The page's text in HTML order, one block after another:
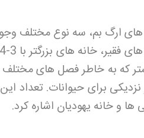
که به خاطر فصل های مختلف
برای حیوانات. تعداد
ها و خانه یهودیان اشاره کرد.